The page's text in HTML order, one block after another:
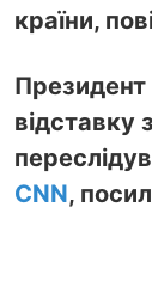
країни,
Президент
відставку
CNN,